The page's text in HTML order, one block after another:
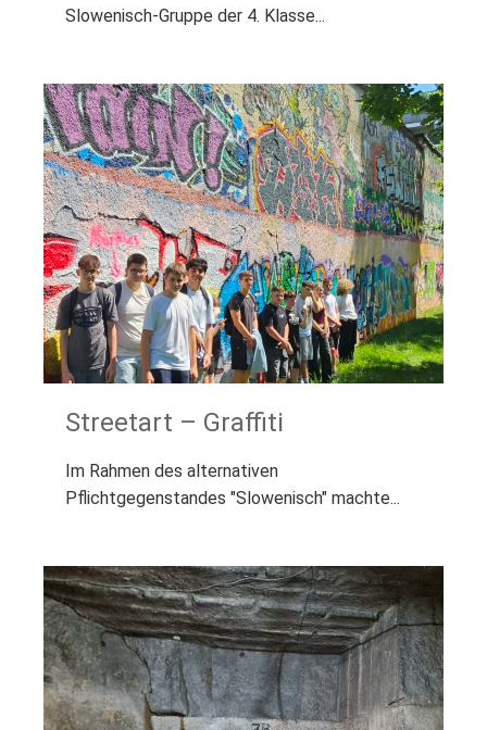
Slowenisch-Gruppe der 4. Klasse...
Streetart – Graffiti
Im Rahmen des alternativen
Pflichtgegenstandes "Slowenisch" machte...